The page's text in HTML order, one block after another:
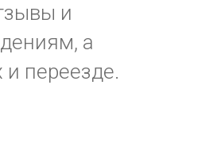
и
а
переезде.